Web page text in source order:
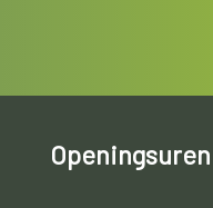
Openingsuren